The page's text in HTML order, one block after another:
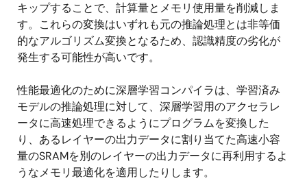
キップすることで、計算量とメモリ使用量を削減しま
す。これらの変換はいずれも元の推論処理とは非等価
的なアルゴリズム変換となるため、認識精度の劣化が
発生する可能性が高いです。
性能最適化のために深層学習コンパイラは、学習済み
モデルの推論処理に対して、深層学習用のアクセラレ
ータに高速処理できるようにプログラムを変換した
り、あるレイヤーの出力データに割り当てた高速小容
量のSRAMを別のレイヤーの出力データに再利用するよ
うなメモリ最適化を適用したりします。